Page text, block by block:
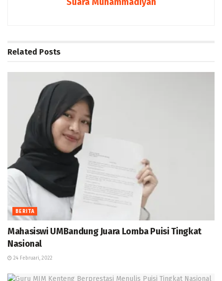
Related Posts
BERITA
Mahasiswi UMBandung Juara Lomba Puisi Tingkat
Nasional
24 Februari, 2022